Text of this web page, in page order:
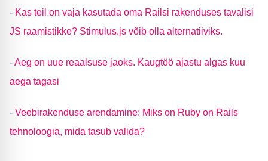
- Kas teil on vaja kasutada oma Railsi rakenduses tavalisi
JS raamistikke? Stimulus.js võib olla alternatiiviks.
-Aeg on uue reaalsuse jaoks. Kaugtöö ajastu algas kuu
aega tagasi
- Veebirakenduse arendamine: Miks on Ruby on Rails
tehnoloogia, mida tasub valida?